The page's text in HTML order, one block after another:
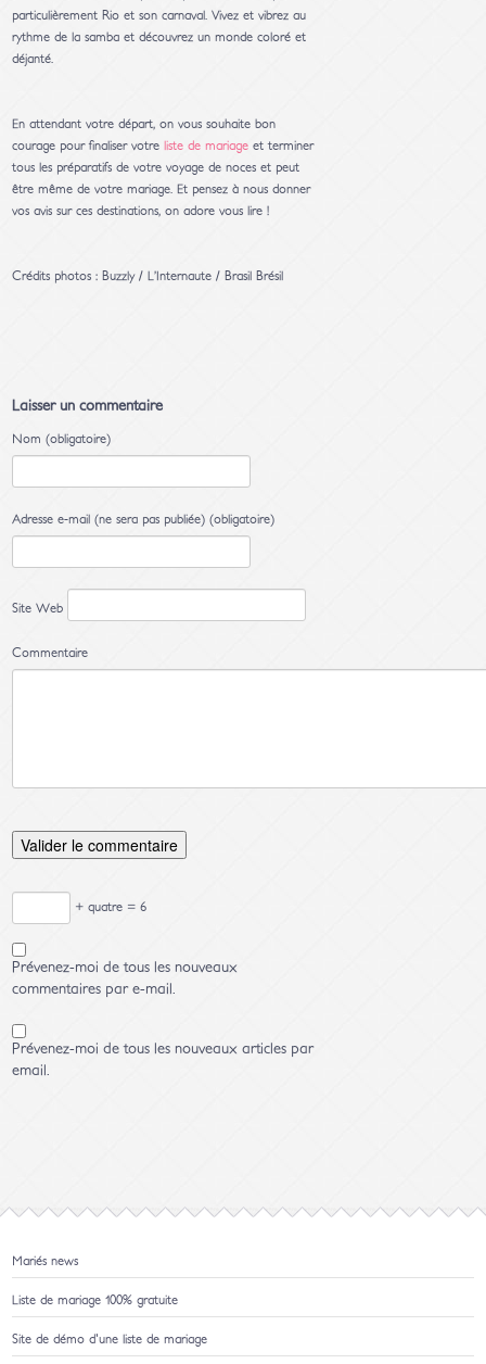
particulièrement Rio et son carnaval. Vivez et vibrez au
rythme de la samba et découvrez un monde coloré et
déjanté.
En attendant votre départ, on vous souhaite bon
courage pour finaliser votre liste de mariage et terminer
tous les préparatifs de votre voyage de noces et peut
être même de votre mariage. Et pensez à nous donner
vos avis sur ces destinations, on adore vous lire !
Crédits photos : Buzzly / L’Internaute / Brasil Brésil
Laisser un commentaire
Nom (obligatoire)
Adresse e-mail (ne sera pas publiée) (obligatoire)
Site Web
Commentaire
+ quatre = 6
Prévenez-moi de tous les nouveaux
commentaires par e-mail.
Prévenez-moi de tous les nouveaux articles par
email.
Mariés news
Liste de mariage 100% gratuite
Site de démo d'une liste de mariage